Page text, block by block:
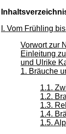
I. Vom Frühling
Vorwort zur
Einleitung
und Ulrike
1. Bräuche
1.1.
1.2.
1.3.
1.4.
1.5.